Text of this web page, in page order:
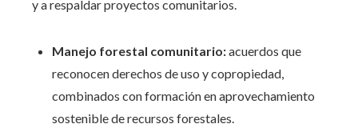
y a respaldar proyectos comunitarios.
Manejo forestal comunitario:acuerdos que
reconocen derechos de uso y copropiedad,
combinados con formación en aprovechamiento
sostenible de recursos forestales.